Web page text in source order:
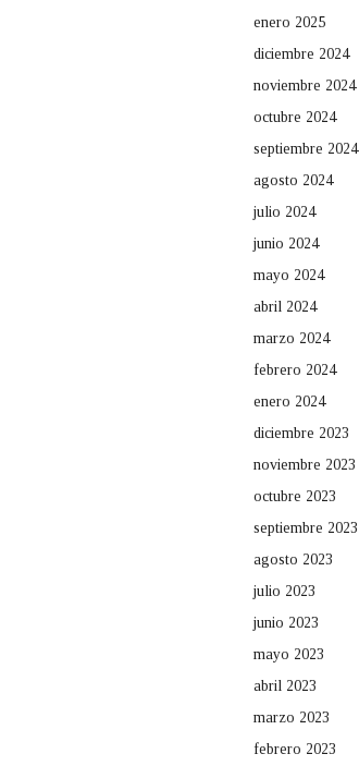
enero 2025
diciembre 2024
noviembre 2024
octubre 2024
septiembre 2024
agosto 2024
julio 2024
junio 2024
mayo 2024
abril 2024
marzo 2024
febrero 2024
enero 2024
diciembre 2023
noviembre 2023
octubre 2023
septiembre 2023
agosto 2023
julio 2023
junio 2023
mayo 2023
abril 2023
marzo 2023
febrero 2023